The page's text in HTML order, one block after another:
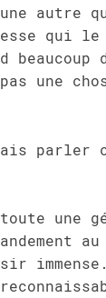
autre
qui
une
parler
une
au